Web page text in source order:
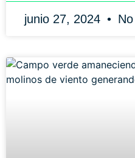
junio 27, 2024